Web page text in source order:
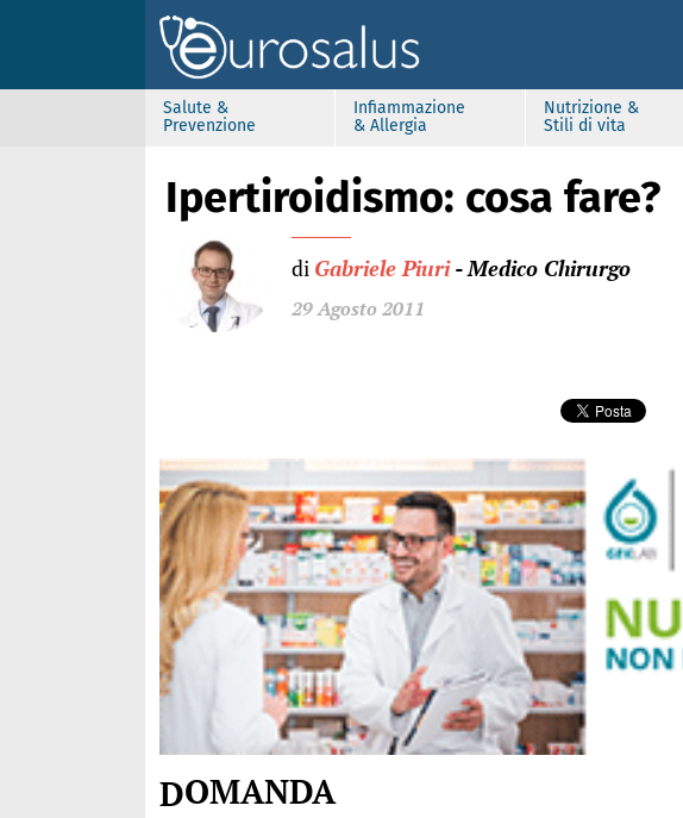
Salute &
Prevenzione
Infiammazione
& Allergia
Nutrizione &
Stili di vita
Ipertiroidismo: cosa fare?
di Gabriele Piuri - Medico Chirurgo
29 Agosto 2011
DOMANDA